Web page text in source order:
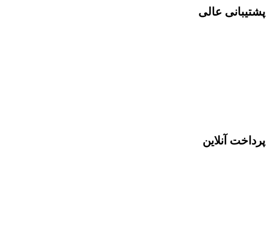
پشتیبانی عالی
پرداخت آنلاین